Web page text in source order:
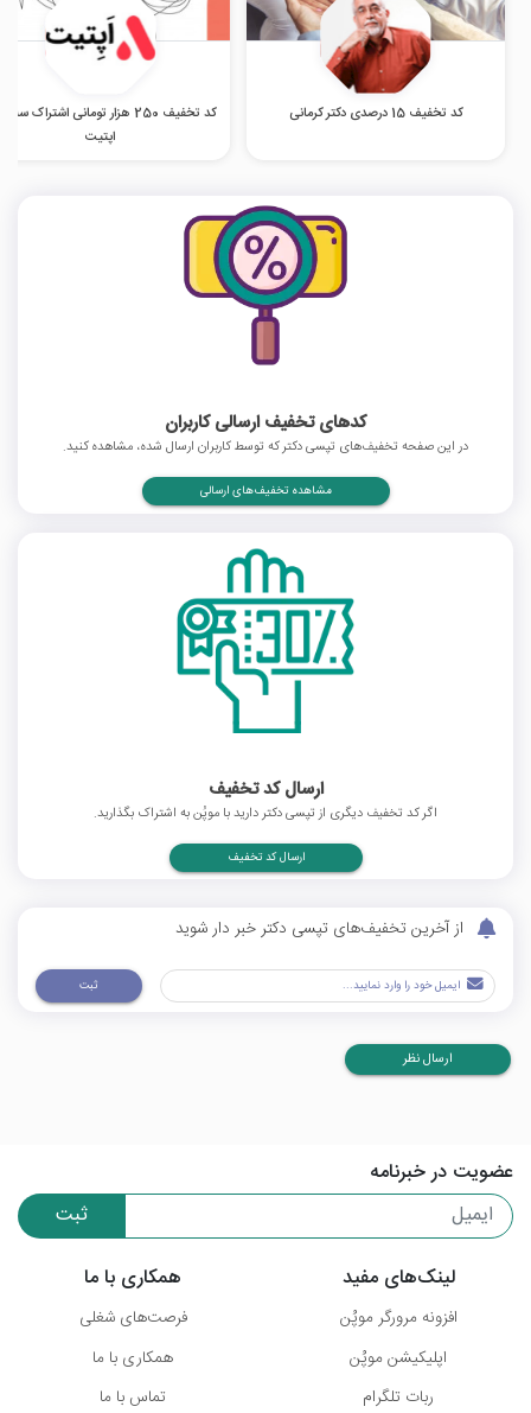
کد تخفیف 15 درصدی دکتر کرمانی
کد تخفیف 250 هزار تومانی اشتراک سه
اپتیت
کدهای تخفیف ارسالی کاربران
در این صفحه تخفیف‌های تپسی دکتر که توسط کاربران ارسال شده، مشاهده کنید.
مشاهده تخفیف‌های ارسالی
ارسال کد تخفیف
اگر کد تخفیف دیگری از تپسی دکتر دارید با موپُن به اشتراک بگذارید.
ارسال کد تخفیف
از آخرین تخفیف‌های تپسی دکتر خبر دار شوید
ثبت
ارسال نظر
عضویت در خبرنامه
ثبت
لینک‌های مفید
افزونه مرورگر موپُن
اپلیکیشن موپُن
ربات تلگرام
همکاری با ما
فرصت‌های شغلی
همکاری با ما
تماس با ما